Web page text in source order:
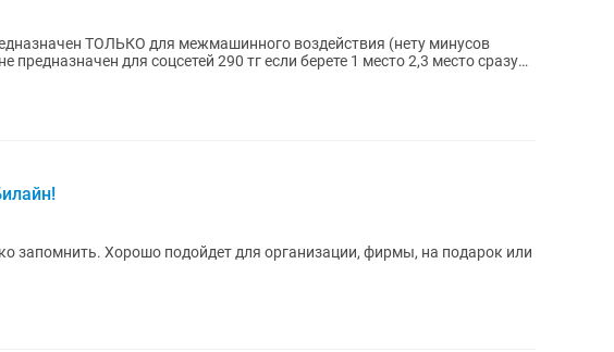
ТОЛЬКО для межмашинного воздействия (нету минусов
предназначен для соцсетей 290 тг если берете 1 место 2,3 место сразу
запомнить. Хорошо подойдет для организации, фирмы, на подарок или